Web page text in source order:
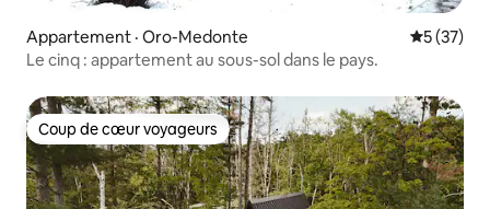
Appartement · Oro-Medonte Note
5 (37)
Le cinq : appartement au sous-sol dans le pays.
Coup de cœur voyageurs
Coup de cœur voyageurs